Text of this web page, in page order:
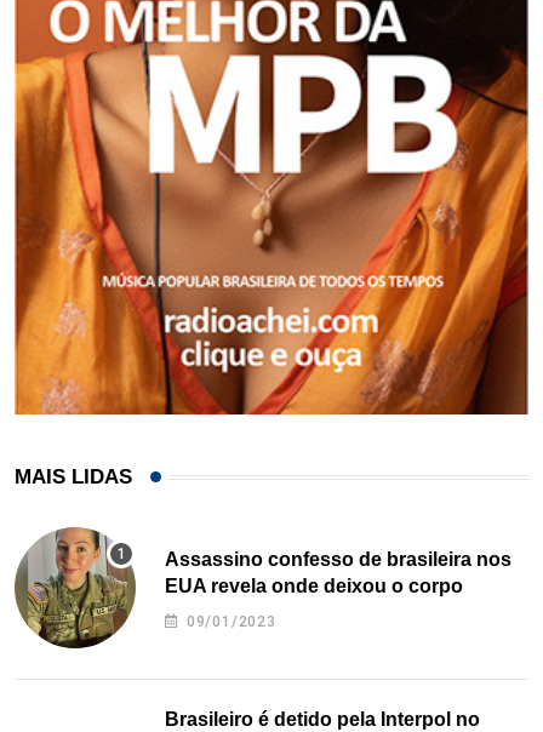
MAIS LIDAS
Assassino confesso de brasileira nos
EUA revela onde deixou o corpo
09/01/2023
Brasileiro é detido pela Interpol no